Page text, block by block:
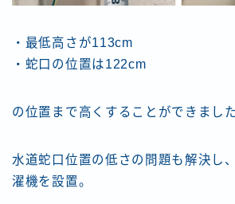
・最低高さが113cm
・蛇口の位置は122cm
の位置まで高くすることができました
水道蛇口位置の低さの問題も解決し
濯機を設置。